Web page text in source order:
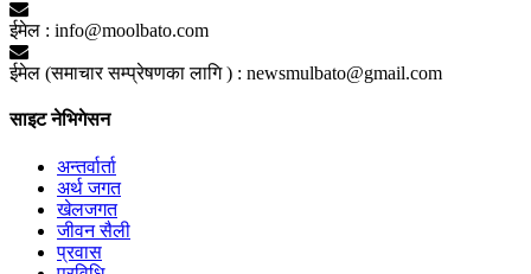
ईमेल : info@moolbato.com
ईमेल (समाचार सम्प्रेषणका लागि ) : newsmulbato@gmail.com
साइट नेभिगेसन
अन्तर्वार्ता
अर्थ जगत
खेलजगत
जीवन सैली
प्रवास